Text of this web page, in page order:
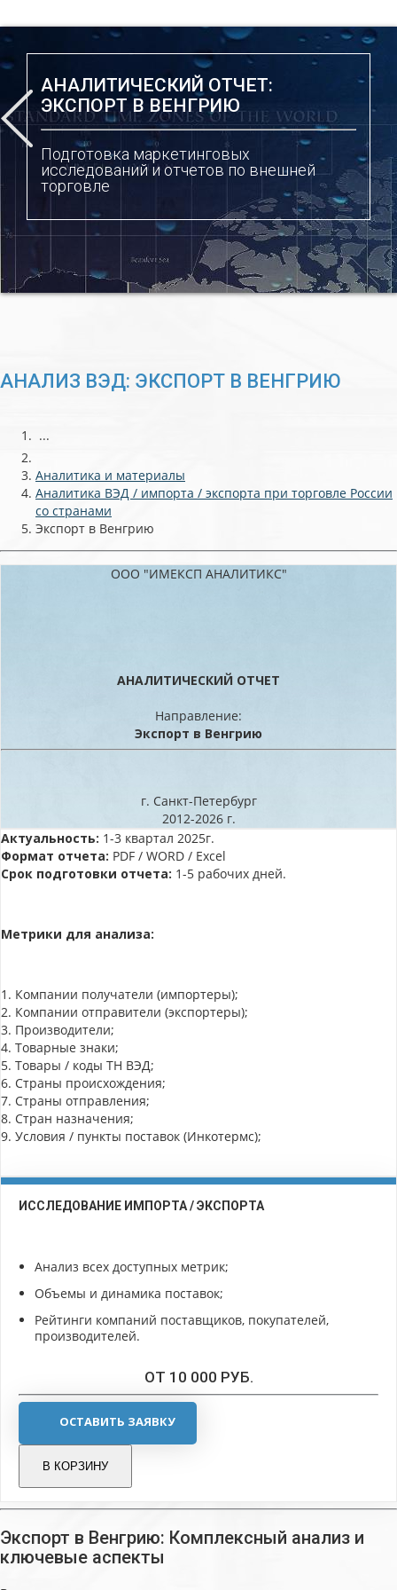
АНАЛИТИЧЕСКИЙ ОТЧЕТ:
ЭКСПОРТ В ВЕНГРИЮ
Подготовка маркетинговых
исследований и отчетов по внешней
торговле
АНАЛИЗ ВЭД: ЭКСПОРТ В ВЕНГРИЮ
...
Аналитика и материалы
Аналитика ВЭД / импорта / экспорта при торговле России
со странами
Экспорт в Венгрию
ООО "ИМЕКСП АНАЛИТИКС"
АНАЛИТИЧЕСКИЙ ОТЧЕТ
Направление:
Экспорт в Венгрию
г. Санкт-Петербург
2012-2026 г.
Актуальность: 1-3 квартал 2025г.
Формат отчета: PDF / WORD / Excel
Срок подготовки отчета: 1-5 рабочих дней.
Метрики для анализа:
1. Компании получатели (импортеры);
2. Компании отправители (экспортеры);
3. Производители;
4. Товарные знаки;
5. Товары / коды ТН ВЭД;
6. Страны происхождения;
7. Страны отправления;
8. Стран назначения;
9. Условия / пункты поставок (Инкотермс);
ИССЛЕДОВАНИЕ ИМПОРТА / ЭКСПОРТА
Анализ всех доступных метрик;
Объемы и динамика поставок;
Рейтинги компаний поставщиков, покупателей,
производителей.
ОТ 10 000 РУБ.
ОСТАВИТЬ ЗАЯВКУ
В КОРЗИНУ
Экспорт в Венгрию: Комплексный анализ и
ключевые аспекты